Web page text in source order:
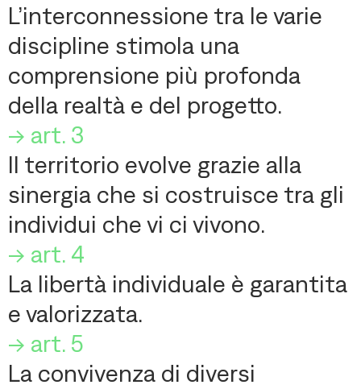
L’interconnessione tra le varie
discipline stimola una
comprensione più profonda
della realtà e del progetto.
-> art. 3
Il territorio evolve grazie alla
sinergia che si costruisce tra gli
individui che vi ci vivono.
-> art. 4
La libertà individuale è garantita
e valorizzata.
-> art. 5
La convivenza di diversi